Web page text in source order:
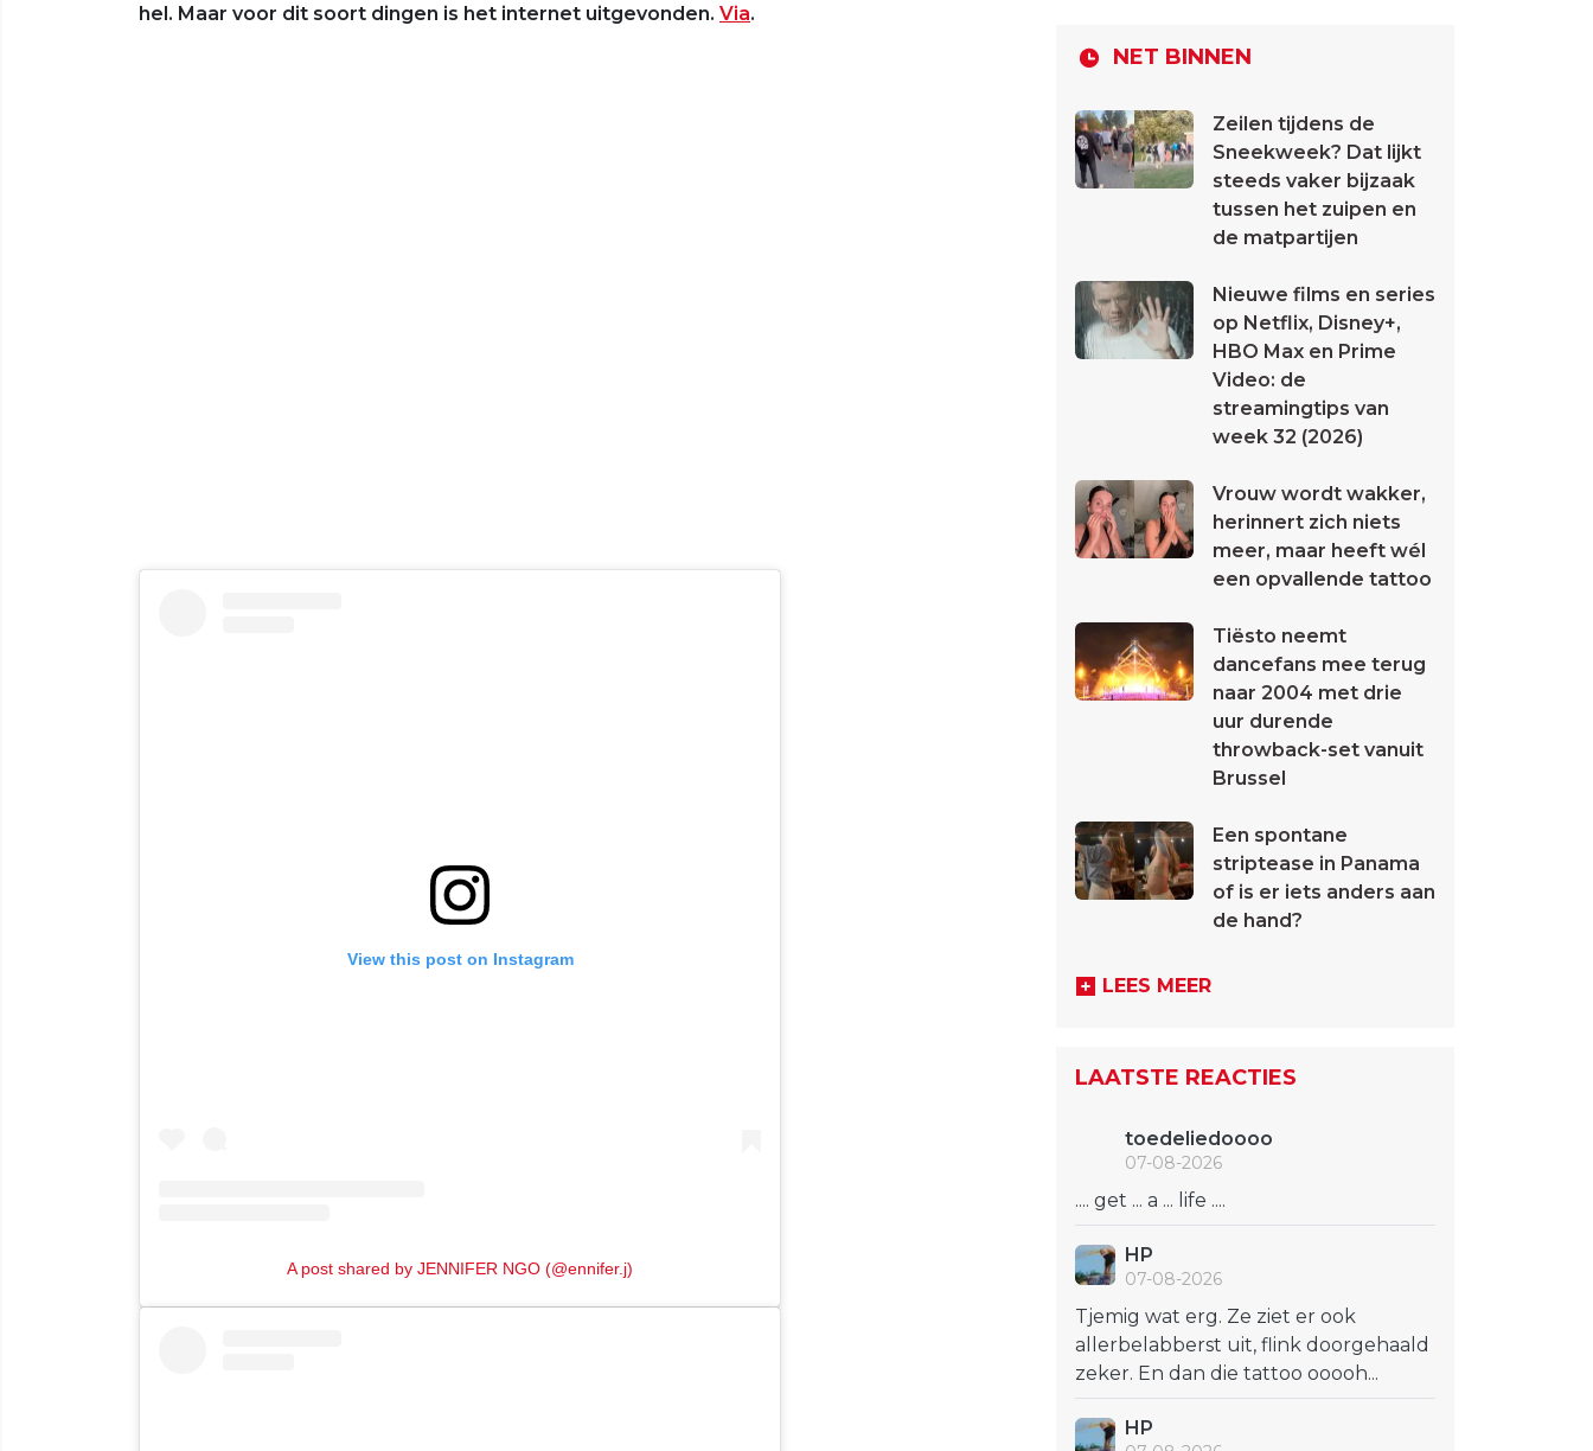
hel. Maar voor dit soort dingen is het internet uitgevonden. Via.
View this post on Instagram
A post shared by JENNIFER NGO (@ennifer.j)
NET BINNEN
Zeilen tijdens de
Sneekweek? Dat lijkt
steeds vaker bijzaak
tussen het zuipen en
de matpartijen
Nieuwe films en series
op Netflix, Disney+,
HBO Max en Prime
Video: de
streamingtips van
week 32 (2026)
Vrouw wordt wakker,
herinnert zich niets
meer, maar heeft wél
een opvallende tattoo
Tiësto neemt
dancefans mee terug
naar 2004 met drie
uur durende
throwback-set vanuit
Brussel
Een spontane
striptease in Panama
of is er iets anders aan
de hand?
LEES MEER
LAATSTE REACTIES
toedeliedoooo
07-08-2026
.... get ... a ... life ....
HP
07-08-2026
Tjemig wat erg. Ze ziet er ook
allerbelabberst uit, flink doorgehaald
zeker. En dan die tattoo ooooh...
HP